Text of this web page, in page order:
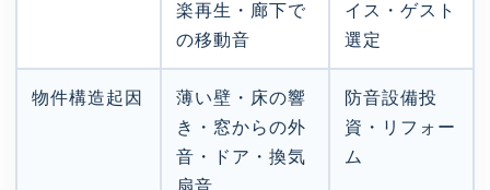
楽再生・廊下で
の移動音
イス・ゲスト
選定
物件構造起因
薄い壁・床の響
き・窓からの外
音・ドア・換気
防音設備投
資・リフォー
ム